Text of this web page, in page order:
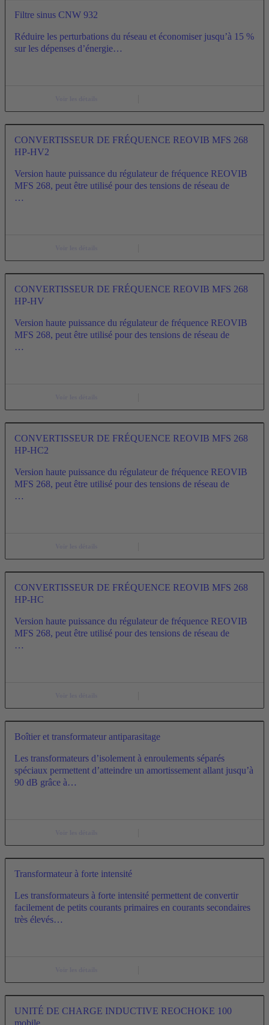
Filtre sinus CNW 932
Réduire les perturbations du réseau et économiser jusqu’à 15 %
sur les dépenses d’énergie…
CONVERTISSEUR DE FRÉQUENCE REOVIB MFS 268
HP-HV2
Version haute puissance du régulateur de fréquence REOVIB
MFS 268, peut être utilisé pour des tensions de réseau de
…
CONVERTISSEUR DE FRÉQUENCE REOVIB MFS 268
HP-HV
Version haute puissance du régulateur de fréquence REOVIB
MFS 268, peut être utilisé pour des tensions de réseau de
…
CONVERTISSEUR DE FRÉQUENCE REOVIB MFS 268
HP-HC2
Version haute puissance du régulateur de fréquence REOVIB
MFS 268, peut être utilisé pour des tensions de réseau de
…
CONVERTISSEUR DE FRÉQUENCE REOVIB MFS 268
HP-HC
Version haute puissance du régulateur de fréquence REOVIB
MFS 268, peut être utilisé pour des tensions de réseau de
…
Boîtier et transformateur antiparasitage
Les transformateurs d’isolement à enroulements séparés
spéciaux permettent d’atteindre un amortissement allant jusqu’à
90 dB grâce à…
Transformateur à forte intensité
Les transformateurs à forte intensité permettent de convertir
facilement de petits courants primaires en courants secondaires
très élevés…
UNITÉ DE CHARGE INDUCTIVE REOCHOKE 100
mobile